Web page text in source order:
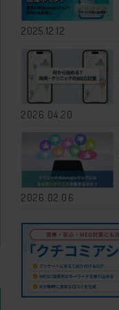
2025.12.12
2026.04.20
2026.02.06